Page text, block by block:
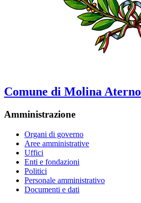
Comune di Molina Aterno
Amministrazione
Organi di governo
Aree amministrative
Uffici
Enti e fondazioni
Politici
Personale amministrativo
Documenti e dati